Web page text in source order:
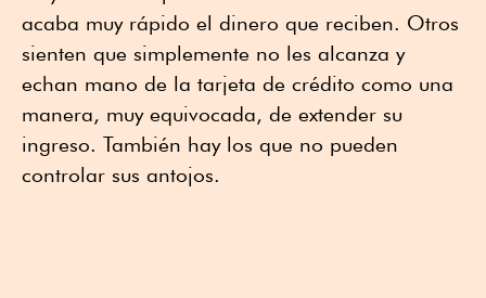
acaba muy rápido el dinero que reciben. Otros
sienten que simplemente no les alcanza y
echan mano de la tarjeta de crédito como una
manera, muy equivocada, de extender su
ingreso. También hay los que no pueden
controlar sus antojos.